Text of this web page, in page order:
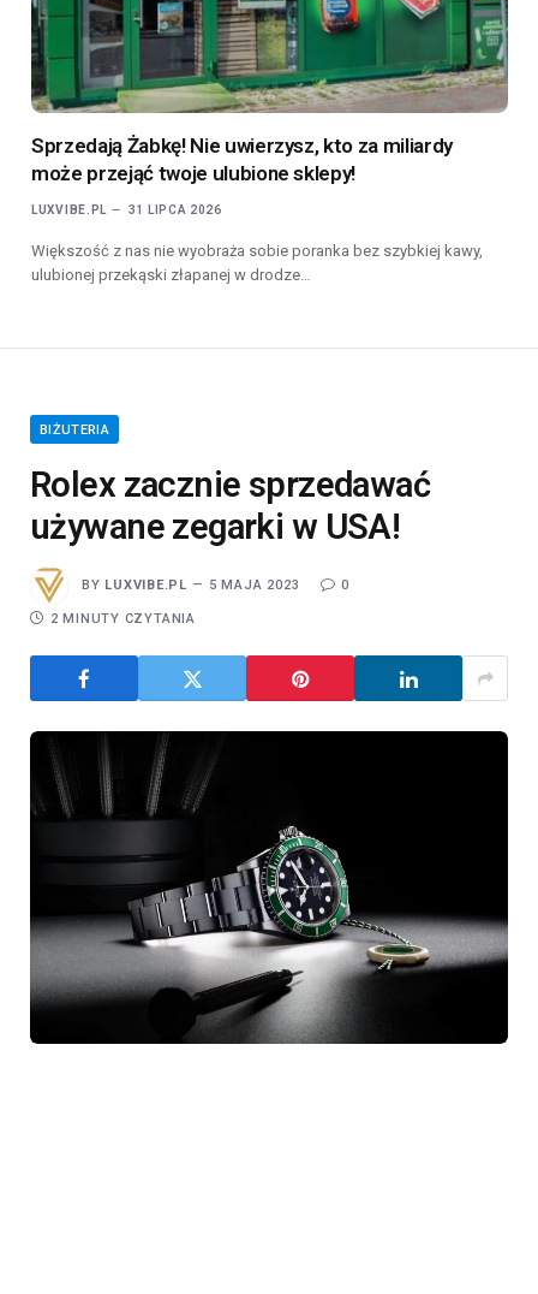
Sprzedają Żabkę! Nie uwierzysz, kto za miliardy
może przejąć twoje ulubione sklepy!
LUXVIBE.PL 31 LIPCA 2026
Większość z nas nie wyobraża sobie poranka bez szybkiej kawy,
ulubionej przekąski złapanej w drodze…
BIŻUTERIA
Rolex zacznie sprzedawać
używane zegarki w USA!
BY LUXVIBE.PL 5 MAJA 2023 0
2 MINUTY CZYTANIA